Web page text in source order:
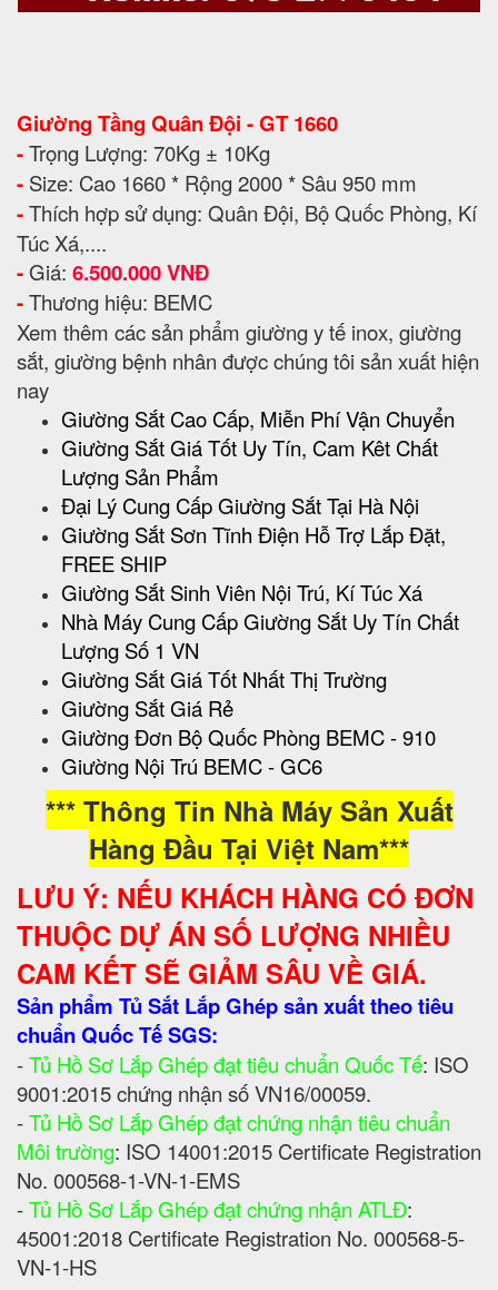
Giường Tầng Quân Đội - GT 1660
-Trọng Lượng: 70Kg ± 10Kg
- Size: Cao 1660 * Rộng 2000 * Sâu 950 mm
-Thích hợp sử dụng: Quân Đội, Bộ Quốc Phòng, Kí
Túc Xá,....
- Giá: 6.500.000 VNĐ
-Thương hiệu: BEMC
Xem thêm các sản phẩm giường y tế inox, giường
sắt, giường bệnh nhân được chúng tôi sản xuất hiện
nay
Giường Sắt Cao Cấp, Miễn Phí Vận Chuyển
Giường Sắt Giá Tốt Uy Tín, Cam Kêt Chất
Lượng Sản Phẩm
Đại Lý Cung Cấp Giường Sắt Tại Hà Nội
Giường Sắt Sơn Tĩnh Điện Hỗ Trợ Lắp Đặt,
FREE SHIP
Giường Sắt Sinh Viên Nội Trú, Kí Túc Xá
Nhà Máy Cung Cấp Giường Sắt Uy Tín Chất
Lượng Số 1 VN
Giường Sắt Giá Tốt Nhất Thị Trường
Giường Sắt Giá Rẻ
Giường Đơn Bộ Quốc Phòng BEMC - 910
Giường Nội Trú BEMC - GC6
*** Thông Tin Nhà Máy Sản Xuất
Hàng Đầu Tại Việt Nam***
LƯU Ý: NẾU KHÁCH HÀNG CÓ ĐƠN
THUỘC DỰ ÁN SỐ LƯỢNG NHIỀU
CAM KẾT SẼ GIẢM SÂU VỀ GIÁ.
Sản phẩm Tủ Sắt Lắp Ghép sản xuất theo tiêu
chuẩn Quốc Tế SGS:
-Tủ Hồ Sơ Lắp Ghép đạt tiêu chuẩn Quốc Tế: ISO
9001:2015 chứng nhận số VN16/00059.
-Tủ Hồ Sơ Lắp Ghép đạt chứng nhận tiêu chuẩn
Môi trường: ISO 14001:2015 Certificate Registration
No. 000568-1-VN-1-EMS
-Tủ Hồ Sơ Lắp Ghép đạt chứng nhận ATLĐ:
45001:2018 Certificate Registration No. 000568-5-
VN-1-HS